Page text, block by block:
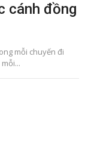
cánh đồng
mỗi chuyến đi